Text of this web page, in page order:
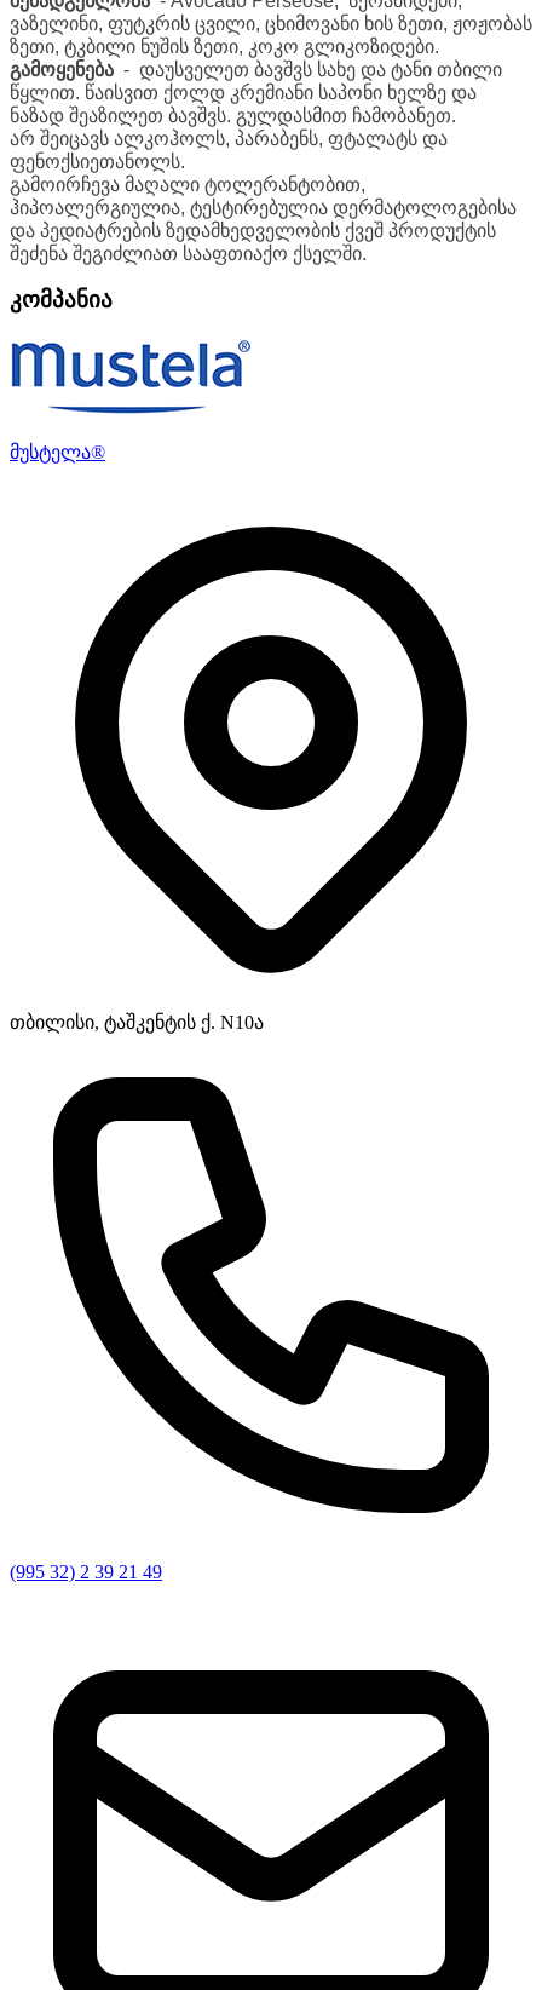
ვაზელინი, ფუტკრის ცვილი, ცხიმოვანი ხის ზეთი, ჟოჟობას
ზეთი, ტკბილი ნუშის ზეთი, კოკო გლიკოზიდები.
გამოყენება - დაუსველეთ ბავშვს სახე და ტანი თბილი
წყლით. წაისვით ქოლდ კრემიანი საპონი ხელზე და
ნაზად შეაზილეთ ბავშვს. გულდასმით ჩამობანეთ.
არ შეიცავს ალკოჰოლს, პარაბენს, ფტალატს და
ფენოქსიეთანოლს.
გამოირჩევა მაღალი ტოლერანტობით,
ჰიპოალერგიულია, ტესტირებულია დერმატოლოგებისა
და პედიატრების ზედამხედველობის ქვეშ პროდუქტის
შეძენა შეგიძლიათ სააფთიაქო ქსელში.
კომპანია
მუსტელა®
თბილისი, ტაშკენტის ქ. N10ა
(995 32) 2 39 21 49